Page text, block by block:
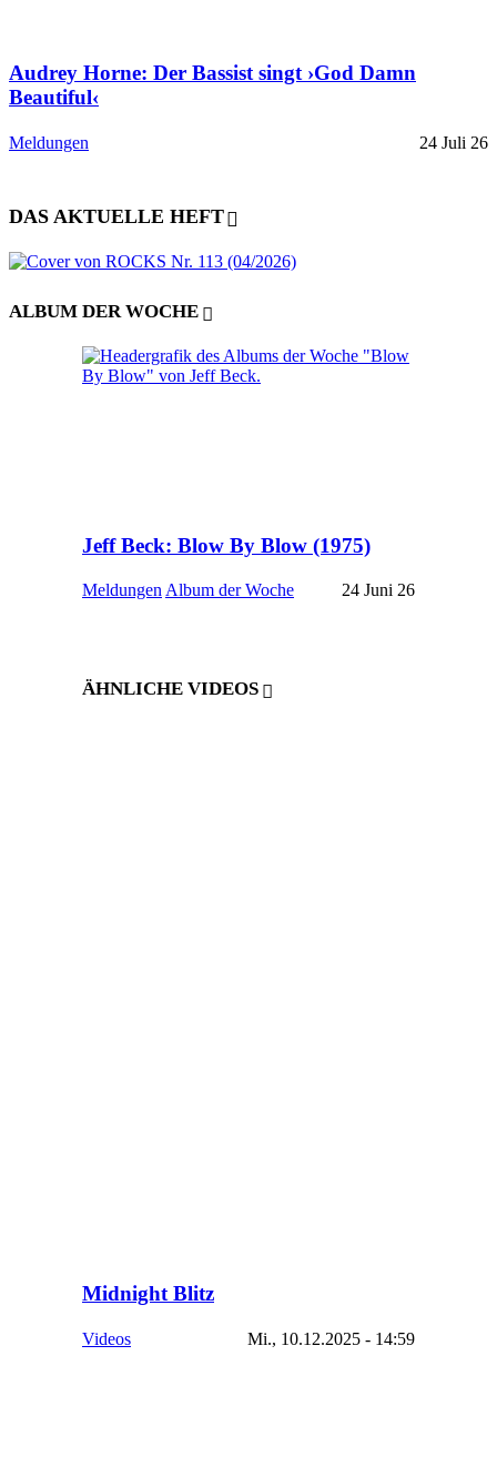
Audrey Horne: Der Bassist singt ›God Damn
Beautiful‹
Meldungen 24 Juli 26
DAS AKTUELLE HEFT
ALBUM DER WOCHE
Jeff Beck: Blow By Blow (1975)
Meldungen Album der Woche 24 Juni 26
ÄHNLICHE VIDEOS
Midnight Blitz
Videos Mi., 10.12.2025 - 14:59